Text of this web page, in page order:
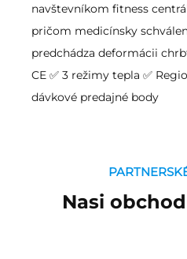
navštevníkom fitness
pričom medicínsky
predchádza deformácii
CE ✅ 3 režimy tepla ✅
dávkové predajné body
Nasi